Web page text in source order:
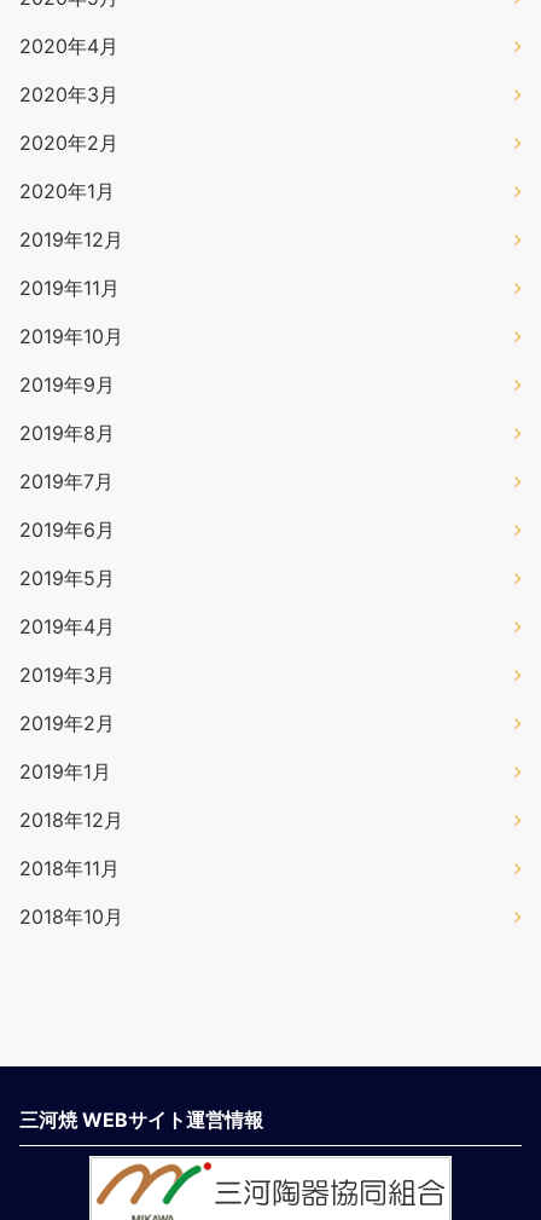
2020年4月
2020年3月
2020年2月
2020年1月
2019年12月
2019年11月
2019年10月
2019年9月
2019年8月
2019年7月
2019年6月
2019年5月
2019年4月
2019年3月
2019年2月
2019年1月
2018年12月
2018年11月
2018年10月
三河焼 WEBサイト運営情報